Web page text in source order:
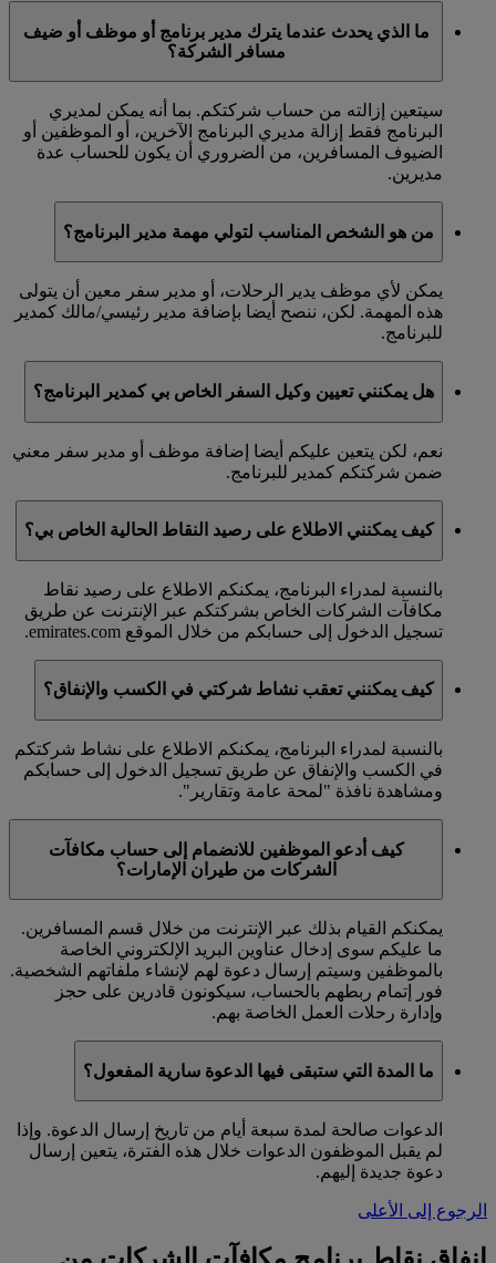
ما الذي يحدث عندما يترك مدير برنامج أو موظف أو ضيف
مسافر الشركة؟
سيتعين إزالته من حساب شركتكم. بما أنه يمكن لمديري
البرنامج فقط إزالة مديري البرنامج الآخرين، أو الموظفين أو
الضيوف المسافرين، من الضروري أن يكون للحساب عدة
مديرين.
من هو الشخص المناسب لتولي مهمة مدير البرنامج؟
يمكن لأي موظف يدير الرحلات، أو مدير سفر معين أن يتولى
هذه المهمة. لكن، ننصح أيضا بإضافة مدير رئيسي/مالك كمدير
للبرنامج.
هل يمكنني تعيين وكيل السفر الخاص بي كمدير البرنامج؟
نعم، لكن يتعين عليكم أيضا إضافة موظف أو مدير سفر معني
ضمن شركتكم كمدير للبرنامج.
كيف يمكنني الاطلاع على رصيد النقاط الحالية الخاص بي؟
بالنسبة لمدراء البرنامج، يمكنكم الاطلاع على رصيد نقاط
مكافآت الشركات الخاص بشركتكم عبر الإنترنت عن طريق
تسجيل الدخول إلى حسابكم من خلال الموقع emirates.com.
كيف يمكنني تعقب نشاط شركتي في الكسب والإنفاق؟
بالنسبة لمدراء البرنامج، يمكنكم الاطلاع على نشاط شركتكم
في الكسب والإنفاق عن طريق تسجيل الدخول إلى حسابكم
ومشاهدة نافذة "لمحة عامة وتقارير".
كيف أدعو الموظفين للانضمام إلى حساب مكافآت
الشركات من طيران الإمارات؟
يمكنكم القيام بذلك عبر الإنترنت من خلال قسم المسافرين.
ما عليكم سوى إدخال عناوين البريد الإلكتروني الخاصة
بالموظفين وسيتم إرسال دعوة لهم لإنشاء ملفاتهم الشخصية.
فور إتمام ربطهم بالحساب، سيكونون قادرين على حجز
وإدارة رحلات العمل الخاصة بهم.
ما المدة التي ستبقى فيها الدعوة سارية المفعول؟
الدعوات صالحة لمدة سبعة أيام من تاريخ إرسال الدعوة. وإذا
لم يقبل الموظفون الدعوات خلال هذه الفترة، يتعين إرسال
دعوة جديدة إليهم.
الرجوع إلى الأعلى